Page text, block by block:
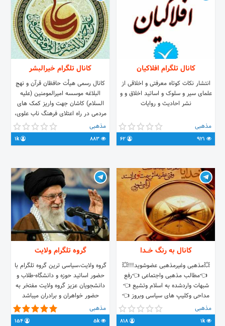
کانال تلگرام افلاکیان
انتشار نکات کوتاه معرفتی و اخلاقی از
علمای سیر و سلوک و اساتید اخلاق و و
نشر احادیث و روایات
مذهبی
کانال تلگرام خیرالبشر
کانال رسمی هيأت حافظان قرآن و نهج
البلاغه موسسه امیرالمومنین (علیه
السلام) کاشان جهت واریز کمک های
مردمی در راه اعتلای فرهنگ ناب علوی،
شماره حساب بانک ملی
0111143344003 و شماره کارت
6037991899906873 ارتباط با
مذهبی
1k
کانال به رنگ خــدا
💥مذهبی وغیرمذهبی عضوشوید!!!💥
👈مطالب مذهبی واجتماعی 👈رفع
شبهات واردشده به اسلام وتشیع 👈
مداحی وکلیپ های سیاسی وبروز 👈
تفسیرنهج البلاغه امام علی(ع) 👈
تفسیرقرآن وتدبردرآیات الهی
مذهبی
1k
گروه تلگرام ولایت
گروه ولایت،سیاسی ترین گروه تلگرام با
حضور اساتید حوزه و دانشگاه-طلاب و
دانشجویان عزیز گروه ولایت مفتخر به
حضور خواهران و برادران میباشد
مذهبی
5k